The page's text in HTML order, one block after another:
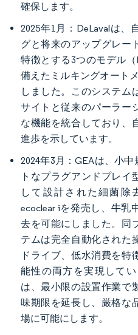
確保します。
2025年1月：DeLavalは
グと将来のアップグレー
特徴とする3つのモデル（
備えたミルキングオート
しました。このシステム
サイトと従来のパーラー
な機能を統合しており、
進歩を示しています。
2024年3月：GEAは、小
トなプラグアンドプレイ
して設計された細菌除
ecoclear iを発売し、牛乳
去を可能にしました。同
テムは完全自動化された
ドライブ、低水消費を特
能性の両方を実現して
は、最小限の設置作業で
味期限を延長し、厳格な
場に可能にします。